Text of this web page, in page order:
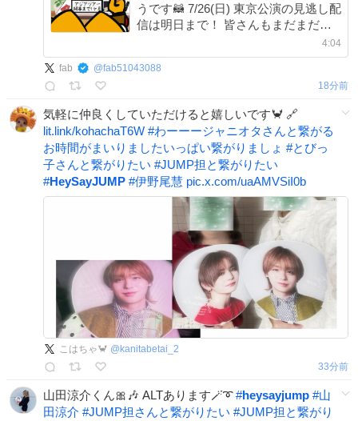
うです🦝 7/26(日) 東京公演の見逃し配
信は明日まで！ 皆さんもまだまだ一
8/9(日) 23:59まで チケット販売：
8/9(日) 21:00まで #山田涼介
4:04
fab @fab51043088
18分前
気軽に仲良くしていただけると嬉しいです🦀 🔗
lit.link/kohachaT6W #わーーージャニオタさんと繋がる
お時間がまいりましたいっぱい繋がりましょ #とびっ
子さんと繋がりたい #JUMP担と繋がりたい
#HeySayJUMP #伊野尾慧 pic.x.com/uaAMVSiI0b
こはちゃ🦀 @ kanitabetai_2
33分前
山田涼介くん🎀🎶 ALTあります🪄➰#heysayjump #山
田涼介 #JUMP担さんと繋がりたい #JUMP担と繋がり